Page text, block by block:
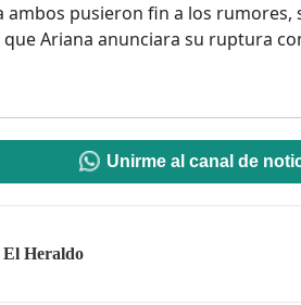
ambos pusieron fin a los rumores,
Ariana anunciara su ruptura
Unirme al canal de
El Heraldo